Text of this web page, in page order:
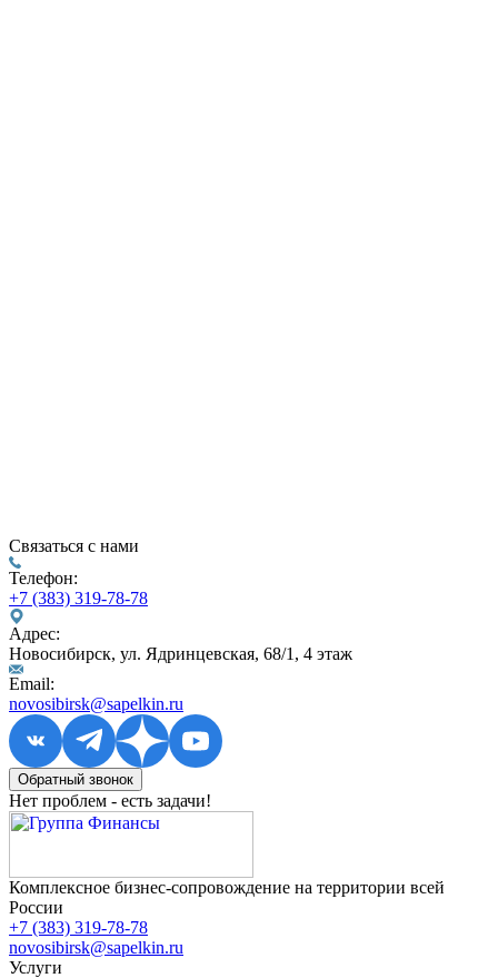
Связаться с нами
Телефон:
+7 (383) 319-78-78
Адрес:
Новосибирск, ул. Ядринцевская, 68/1, 4 этаж
Email:
novosibirsk@sapelkin.ru
Обратный звонок
Нет проблем - есть задачи!
Комплексное бизнес-сопровождение на территории всей
России
+7 (383) 319-78-78
novosibirsk@sapelkin.ru
Услуги